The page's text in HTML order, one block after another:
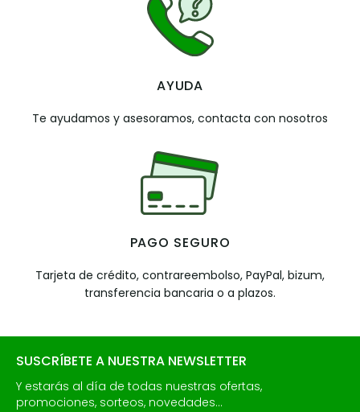
AYUDA
Te ayudamos y asesoramos, contacta con nosotros
PAGO SEGURO
Tarjeta de crédito, contrareembolso, PayPal, bizum,
transferencia bancaria o a plazos.
SUSCRÍBETE A NUESTRA NEWSLETTER
Y estarás al día de todas nuestras ofertas,
promociones, sorteos, novedades...